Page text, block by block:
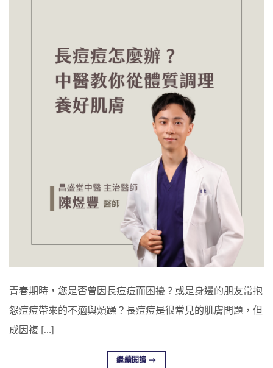
青春期時，您是否曾因長痘痘而困擾？或是身邊的朋友常抱
怨痘痘帶來的不適與煩躁？長痘痘是很常見的肌膚問題，但
成因複 […]
繼續閱讀→